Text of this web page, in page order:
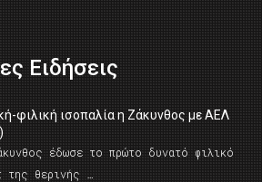
Ειδήσεις
φιλική ισοπαλία η Ζάκυνθος με ΑΕΛ
έδωσε το πρώτο δυνατό φιλικό
της θερινής …